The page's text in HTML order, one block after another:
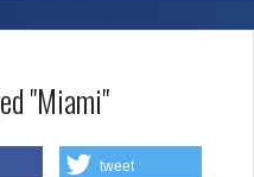
"Miami"
tweet